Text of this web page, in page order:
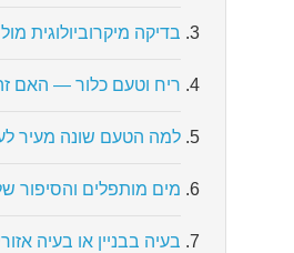
בדיקה מיקרוביולוגית
ריח וטעם כלור — האם
למה הטעם שונה מעיר
מים מותפלים והסיפור
בעיה בבניין או בעיה